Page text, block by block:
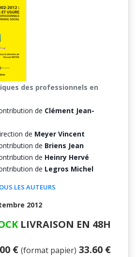
des professionnels en
de Clément Jean-
de Meyer Vincent
de Briens Jean
de Heinry Hervé
de Legros Michel
LES AUTEURS
2012
LIVRAISON EN 48H
€ (format papier) 33.60 €